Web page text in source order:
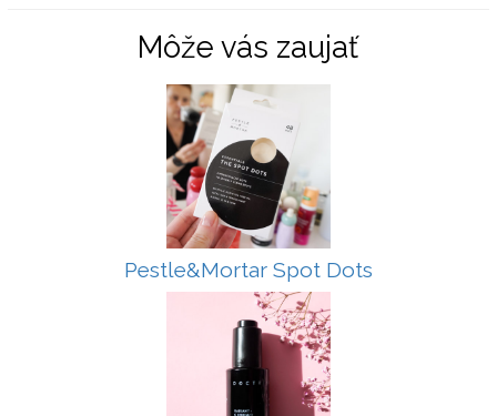
Môže vás zaujať
Pestle&Mortar Spot Dots